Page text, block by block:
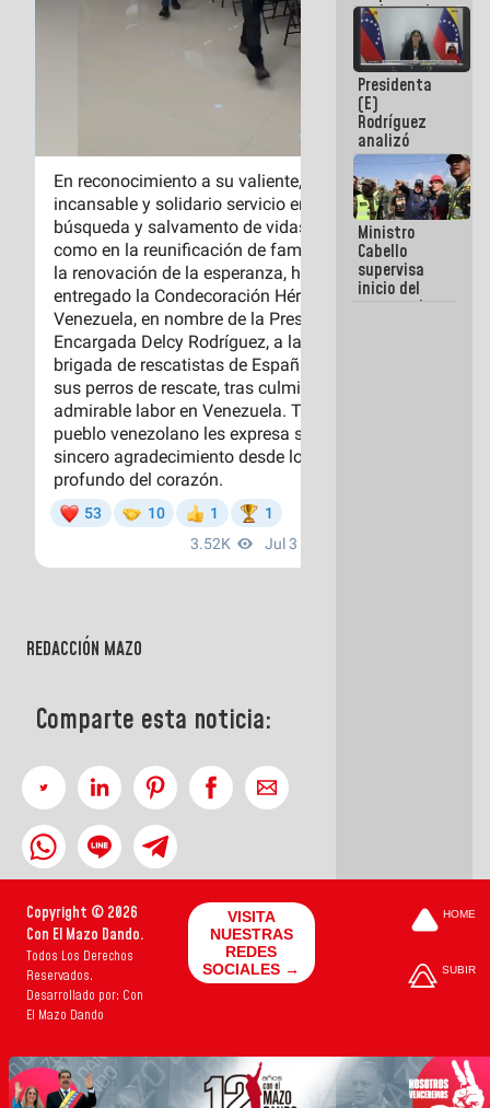
REDACCIÓN MAZO
Comparte esta noticia:
trabajos de
rehabilitación
y
modernización
de la vía
férrea
Presidenta
(E)
Rodríguez
analizó
junto a
gobernadores
planes de
recuperación
del Sistema
Eléctrico
Nacional
Ministro
Cabello
supervisa
inicio del
proceso de
Copyright © 2026
Con El Mazo Dando.
Todos Los Derechos
Reservados.
Desarrollado por: Con
El Mazo Dando
VISITA
NUESTRAS
REDES
SOCIALES →
HOME
SUBIR